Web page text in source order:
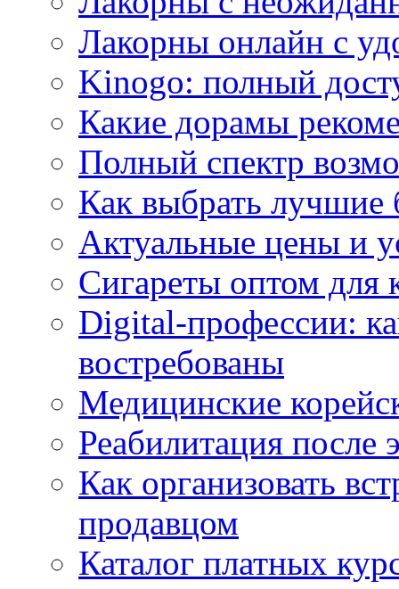
Лакорны онлайн с
Kinogo: полный
Какие дорамы
Полный спектр
Как выбрать
Актуальные цены и
Сигареты оптом для
Digital-профессии:
востребованы
Медицинские
Реабилитация после
Как организовать
продавцом
Каталог платных